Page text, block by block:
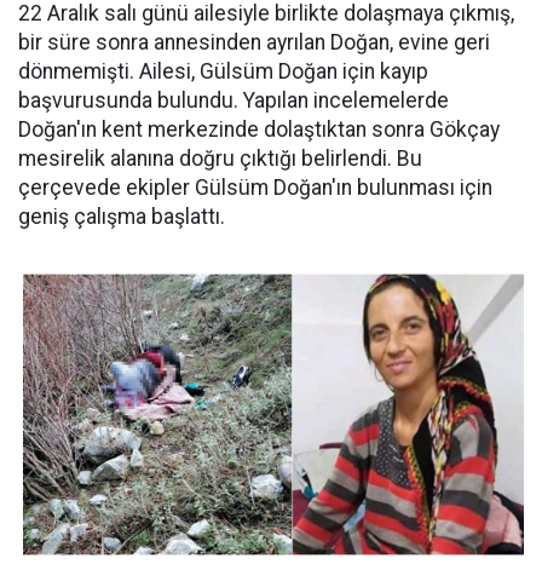
22 Aralık salı günü ailesiyle birlikte dolaşmaya çıkmış,
bir süre sonra annesinden ayrılan Doğan, evine geri
dönmemişti. Ailesi, Gülsüm Doğan için kayıp
başvurusunda bulundu. Yapılan incelemelerde
Doğan'ın kent merkezinde dolaştıktan sonra Gökçay
mesirelik alanına doğru çıktığı belirlendi. Bu
çerçevede ekipler Gülsüm Doğan'ın bulunması için
geniş çalışma başlattı.